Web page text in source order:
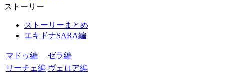
ストーリー
ストーリーまとめ
エキドナSARA編
マドゥ編
ゼラ編
リーチェ編 ヴェロア編